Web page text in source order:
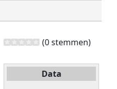
(0 stemmen)
Data